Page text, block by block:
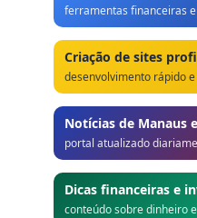
ferramentas financeiras
Criação de sites
desenvolvimento rápido
Notícias de Manaus
portal atualizado
Dicas financeiras e
conteúdo sobre dinheiro